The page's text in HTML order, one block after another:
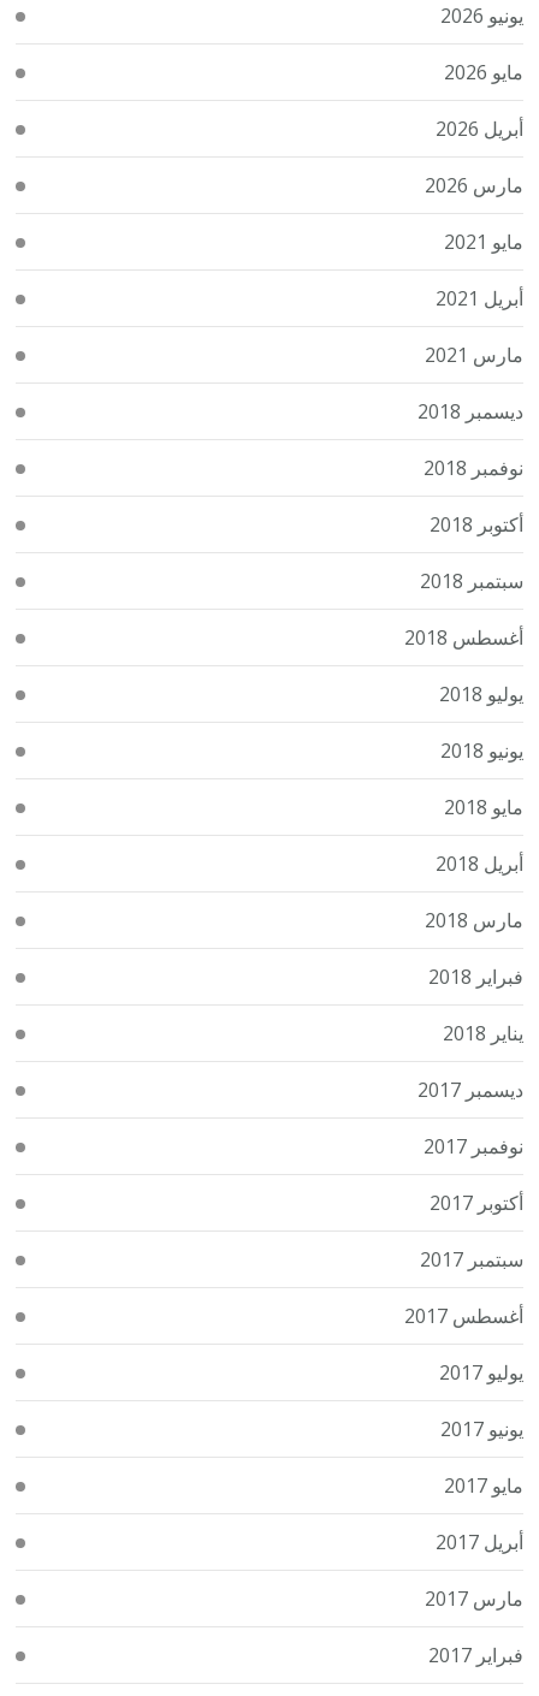
يونيو 2026
مايو 2026
أبريل 2026
مارس 2026
مايو 2021
أبريل 2021
مارس 2021
ديسمبر 2018
نوفمبر 2018
أكتوبر 2018
سبتمبر 2018
أغسطس 2018
يوليو 2018
يونيو 2018
مايو 2018
أبريل 2018
مارس 2018
فبراير 2018
يناير 2018
ديسمبر 2017
نوفمبر 2017
أكتوبر 2017
سبتمبر 2017
أغسطس 2017
يوليو 2017
يونيو 2017
مايو 2017
أبريل 2017
مارس 2017
فبراير 2017